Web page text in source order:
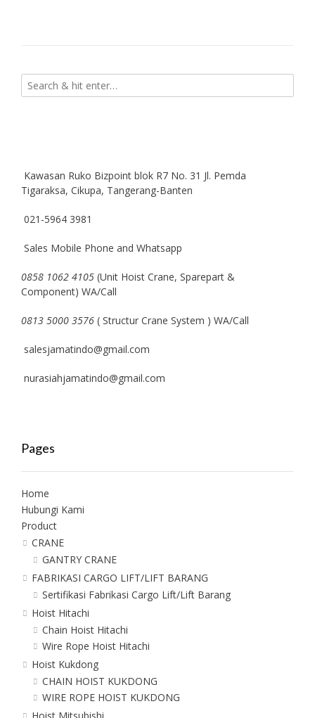
Kawasan Ruko Bizpoint blok R7 No. 31 Jl. Pemda
Tigaraksa, Cikupa, Tangerang-Banten
021-5964 3981
Sales Mobile Phone and Whatsapp
0858 1062 4105 (Unit Hoist Crane, Sparepart &
Component) WA/Call
0813 5000 3576 ( Structur Crane System ) WA/Call
salesjamatindo@gmail.com
nurasiahjamatindo@gmail.com
Pages
Home
Hubungi Kami
Product
CRANE
GANTRY CRANE
FABRIKASI CARGO LIFT/LIFT BARANG
Sertifikasi Fabrikasi Cargo Lift/Lift Barang
Hoist Hitachi
Chain Hoist Hitachi
Wire Rope Hoist Hitachi
Hoist Kukdong
CHAIN HOIST KUKDONG
WIRE ROPE HOIST KUKDONG